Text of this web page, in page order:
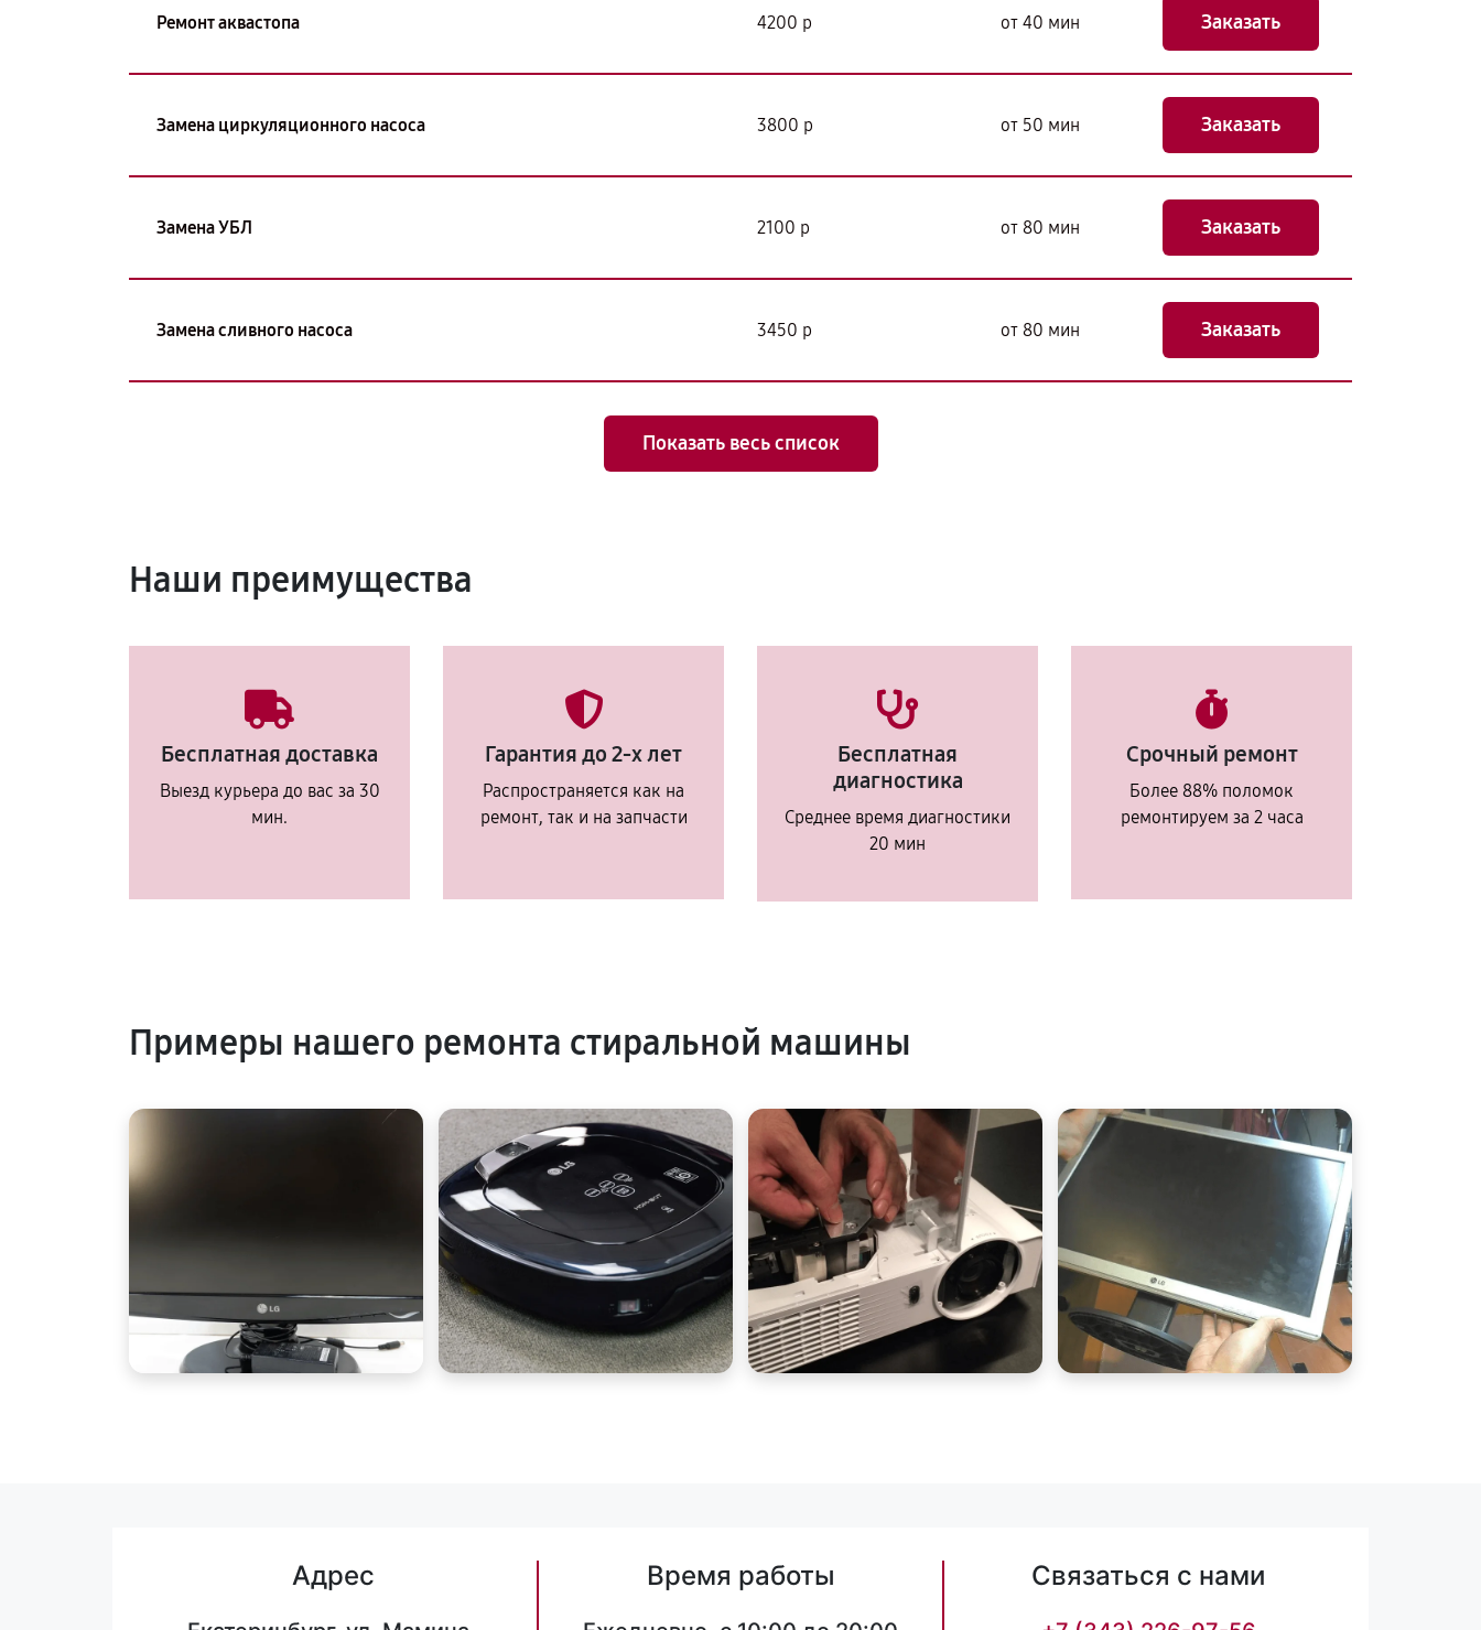
Ремонт аквастопа 4200 р от 40 мин Заказать
Замена циркуляционного насоса 3800 р от 50 мин Заказать
Замена УБЛ 2100 р от 80 мин Заказать
Замена сливного насоса 3450 р от 80 мин Заказать
Показать весь список
Наши преимущества
Бесплатная доставка
Выезд курьера до вас за 30
мин.
Гарантия до 2-х лет
Распространяется как на
ремонт, так и на запчасти
Бесплатная
диагностика
Среднее время диагностики
20 мин
Срочный ремонт
Более 88% поломок
ремонтируем за 2 часа
Примеры нашего ремонта стиральной машины
Адрес Время работы Связаться с нами